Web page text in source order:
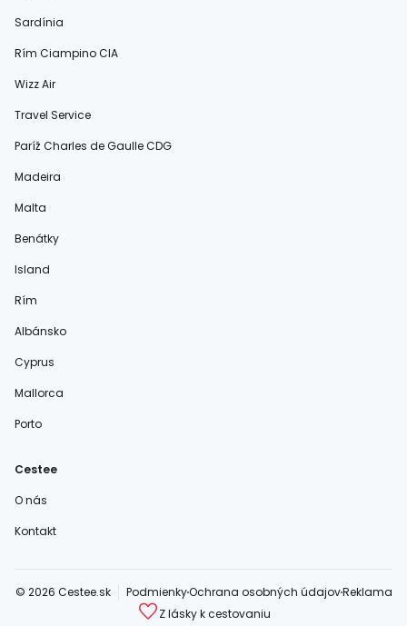
Sardínia
Rím Ciampino CIA
Wizz Air
Travel Service
Paríž Charles de Gaulle CDG
Madeira
Malta
Benátky
Island
Rím
Albánsko
Cyprus
Mallorca
Porto
Cestee
O nás
Kontakt
© 2026 Cestee.sk PodmienkyOchrana osobných údajovReklama
Z lásky k cestovaniu